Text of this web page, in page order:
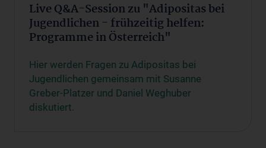
Live Q&A-Session zu "Adipositas bei
Jugendlichen - frühzeitig helfen:
Programme in Österreich"
Hier werden Fragen zu Adipositas bei
Jugendlichen gemeinsam mit Susanne
Greber-Platzer und Daniel Weghuber
diskutiert.